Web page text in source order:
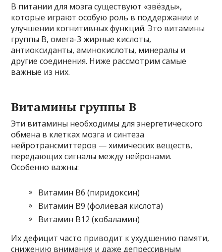
В питании для мозга существуют «звёзды»,
которые играют особую роль в поддержании и
улучшении когнитивных функций. Это витамины
группы B, омега-3 жирные кислоты,
антиоксиданты, аминокислоты, минералы и
другие соединения. Ниже рассмотрим самые
важные из них.
Витамины группы B
Эти витамины необходимы для энергетического
обмена в клетках мозга и синтеза
нейротрансмиттеров — химических веществ,
передающих сигналы между нейронами.
Особенно важны:
Витамин В6 (пиридоксин)
Витамин В9 (фолиевая кислота)
Витамин В12 (кобаламин)
Их дефицит часто приводит к ухудшению памяти,
снижению внимания и даже депрессивным